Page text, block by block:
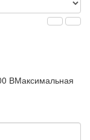
ВМаксимальная